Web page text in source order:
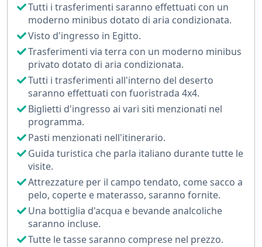
Il viaggio continua con la scoperta dell’Oasi di
Bahariya, tra sorgenti termali, panorami spettacolari e
luoghi ricchi di fascino, prima del rientro al Cairo.
Questo tour deserto Egitto è ideale per chi desidera
vivere un’avventura completa, combinando cultura,
relax e scoperta, con servizi organizzati e guide
esperte che ti accompagneranno in ogni tappa.
Prenota ora il tuo tour e lasciati conquistare dalla
magia del deserto egiziano e dalle meraviglie senza
tempo dell’antico Egitto!
Tutti i trasferimenti saranno effettuati con un
moderno minibus dotato di aria condizionata.
Visto d'ingresso in Egitto.
Trasferimenti via terra con un moderno minibus
privato dotato di aria condizionata.
Tutti i trasferimenti all'interno del deserto
saranno effettuati con fuoristrada 4x4.
Biglietti d'ingresso ai vari siti menzionati nel
programma.
Pasti menzionati nell'itinerario.
Guida turistica che parla italiano durante tutte le
visite.
Attrezzature per il campo tendato, come sacco a
pelo, coperte e materasso, saranno fornite.
Una bottiglia d'acqua e bevande analcoliche
saranno incluse.
Tutte le tasse saranno comprese nel prezzo.